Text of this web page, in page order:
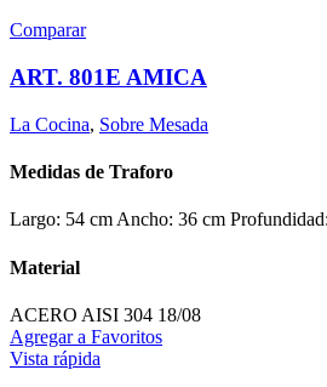
Comparar
ART. 801E AMICA
La Cocina, Sobre Mesada
Medidas de Traforo
Largo: 54 cm Ancho: 36 cm
Material
ACERO AISI 304 18/08
Agregar a Favoritos
Vista rápida